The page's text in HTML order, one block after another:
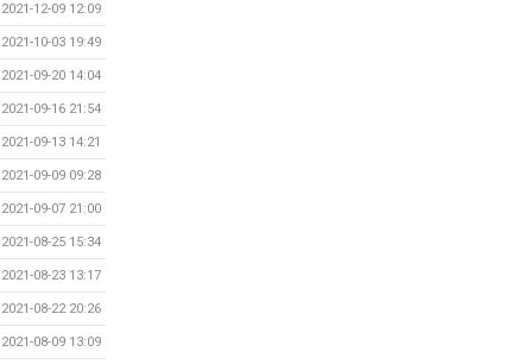
2021-12-09 12:09
2021-10-03 19:49
2021-09-20 14:04
2021-09-16 21:54
2021-09-13 14:21
2021-09-09 09:28
2021-09-07 21:00
2021-08-25 15:34
2021-08-23 13:17
2021-08-22 20:26
2021-08-09 13:09